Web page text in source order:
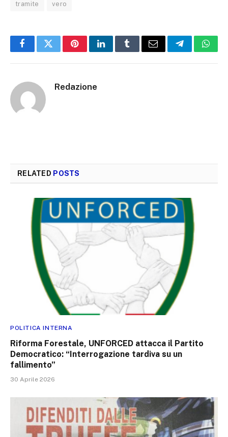
tramite vero
FacebookTwitterPinterestLinkedInTumblrEmail Telegram
Redazione
RELATED POSTS
POLITICA INTERNA
Riforma Forestale, UNFORCED attacca il Partito
Democratico: “Interrogazione tardiva su un
fallimento”
30 Aprile 2026